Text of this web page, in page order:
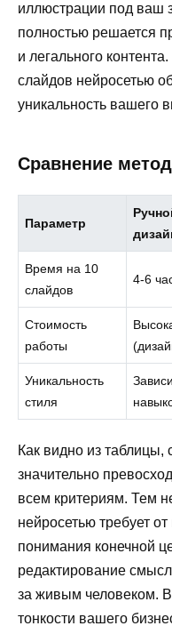
иллюстрации под ваш
полностью решается
и легального
слайдов нейросетью
уникальность вашего
Сравнение
Параметр
Время на 10
слайдов
4-6
Стоимость
работы
Уникальность
стиля
Как видно из таблицы,
значительно
всем критериям. Тем
нейросетью требует от
понимания конечной
редактирование
за живым человеком.
тонкости вашего